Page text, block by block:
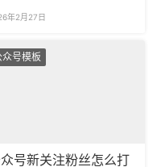
年2月27日
众号模板
号新关注粉丝怎么打